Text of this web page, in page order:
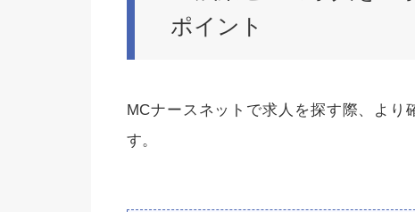
ポイント
MCナースネットで求人を探す際、より
す。